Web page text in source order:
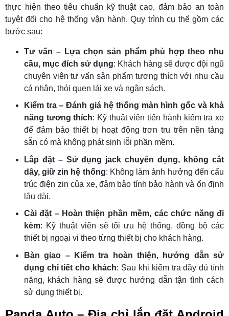
thực hiện theo tiêu chuẩn kỹ thuật cao, đảm bảo an toàn
tuyệt đối cho hệ thống vận hành. Quy trình cụ thể gồm các
bước sau:
Tư vấn – Lựa chọn sản phẩm phù hợp theo nhu
cầu, mục đích sử dụng: Khách hàng sẽ được đội ngũ
chuyên viên tư vấn sản phẩm tương thích với nhu cầu
cá nhân, thói quen lái xe và ngân sách.
Kiểm tra – Đánh giá hệ thống màn hình gốc và khả
năng tương thích: Kỹ thuật viên tiến hành kiểm tra xe
để đảm bảo thiết bị hoạt động trơn tru trên nền tảng
sẵn có mà không phát sinh lỗi phần mềm.
Lắp đặt – Sử dụng jack chuyên dụng, không cắt
dây, giữ zin hệ thống: Không làm ảnh hưởng đến cấu
trúc điện zin của xe, đảm bảo tính bảo hành và ổn định
lâu dài.
Cài đặt – Hoàn thiện phần mềm, các chức năng đi
kèm: Kỹ thuật viên sẽ tối ưu hệ thống, đồng bộ các
thiết bị ngoại vi theo từng thiết bị cho khách hàng.
Bàn giao – Kiểm tra hoàn thiện, hướng dẫn sử
dụng chi tiết cho khách: Sau khi kiểm tra đầy đủ tính
năng, khách hàng sẽ được hướng dẫn tận tình cách
sử dụng thiết bị.